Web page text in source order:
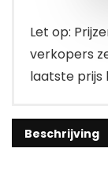
Let op:
verkopers
laatste prijs
Beschrijving